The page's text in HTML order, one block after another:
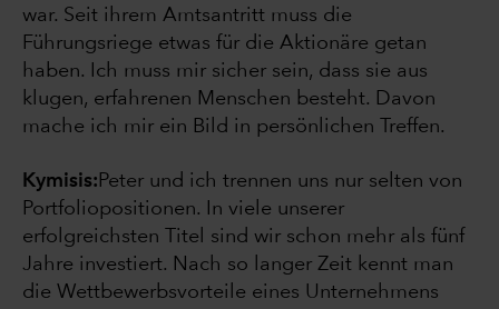
war. Seit ihrem Amtsantritt muss die
Führungsriege etwas für die Aktionäre getan
haben. Ich muss mir sicher sein, dass sie aus
klugen, erfahrenen Menschen besteht. Davon
mache ich mir ein Bild in persönlichen Treffen.
Kymisis: Peter und ich trennen uns nur selten von
Portfoliopositionen. In viele unserer
erfolgreichsten Titel sind wir schon mehr als fünf
Jahre investiert. Nach so langer Zeit kennt man
die Wettbewerbsvorteile eines Unternehmens